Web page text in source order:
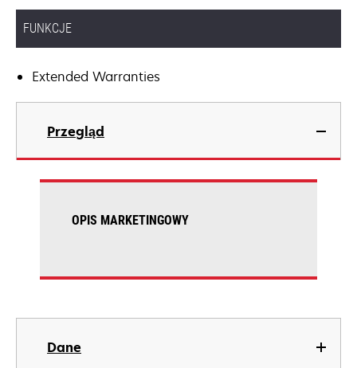
FUNKCJE
Extended Warranties
Przegląd
Dane
OPIS MARKETINGOWY